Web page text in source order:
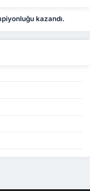
kazandı.